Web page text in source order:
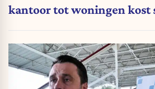
kantoor tot woningen kost